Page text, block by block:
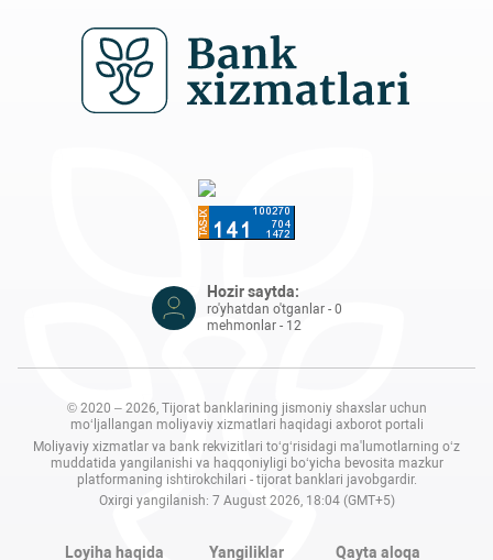
Hozir saytda:
ro'yhatdan o'tganlar - 0
mehmonlar - 12
© 2020 – 2026, Tijorat banklarining jismoniy shaxslar uchun
mo‘ljallangan moliyaviy xizmatlari haqidagi axborot portali
Moliyaviy xizmatlar va bank rekvizitlari to‘g‘risidagi ma'lumotlarning o‘z
muddatida yangilanishi va haqqoniyligi bo‘yicha bevosita mazkur
platformaning ishtirokchilari - tijorat banklari javobgardir.
Oxirgi yangilanish: 7 August 2026, 18:04 (GMT+5)
Loyiha haqida Yangiliklar Qayta aloqa